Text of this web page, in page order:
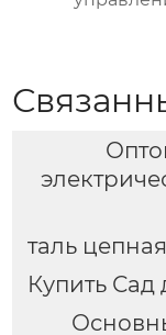
таль
Купить